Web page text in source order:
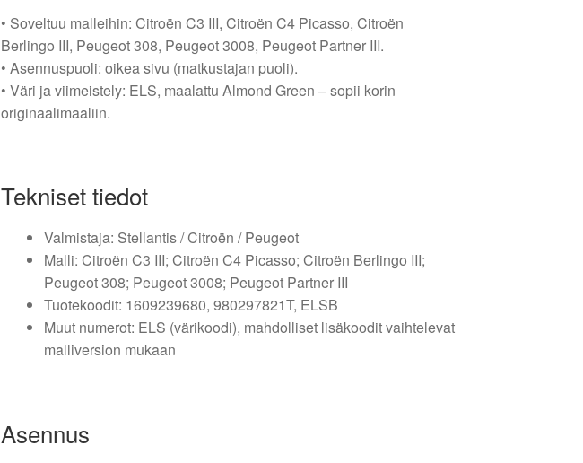
• Soveltuu malleihin: Citroën C3 III, Citroën C4 Picasso, Citroën
Berlingo III, Peugeot 308, Peugeot 3008, Peugeot Partner III.
• Asennuspuoli: oikea sivu (matkustajan puoli).
• Väri ja viimeistely: ELS, maalattu Almond Green – sopii korin
originaalimaaliin.
Tekniset tiedot
Valmistaja: Stellantis / Citroën / Peugeot
Malli: Citroën C3 III; Citroën C4 Picasso; Citroën Berlingo III;
Peugeot 308; Peugeot 3008; Peugeot Partner III
Tuotekoodit: 1609239680, 980297821T, ELSB
Muut numerot: ELS (värikoodi), mahdolliset lisäkoodit vaihtelevat
malliversion mukaan
Asennus